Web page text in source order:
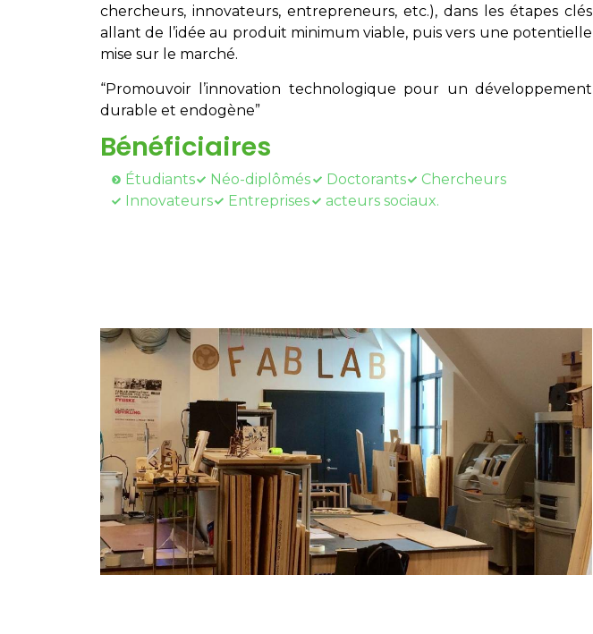
chercheurs, innovateurs, entrepreneurs, etc.), dans les étapes clés
allant de l’idée au produit minimum viable, puis vers une potentielle
mise sur le marché.
“Promouvoir l’innovation technologique pour un développement
durable et endogène”
Bénéficiaires
Étudiants Néo-diplômés Doctorants
Chercheurs
Innovateurs
Entreprises acteurs sociaux.